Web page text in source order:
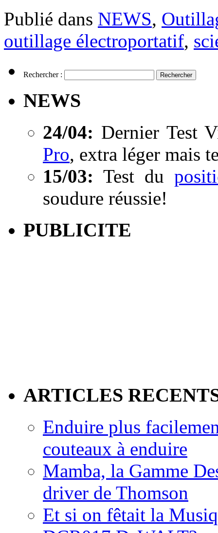
Publié dans NEWS,
outillage électroportatif,
Rechercher :
NEWS
24/04: Dernier Test
Pro, extra léger mais
15/03: Test du
soudure réussie!
PUBLICITE
ARTICLES
Enduire plus
couteaux à enduire
Mamba, la Gamme
driver de Thomson
Et si on fêtait la